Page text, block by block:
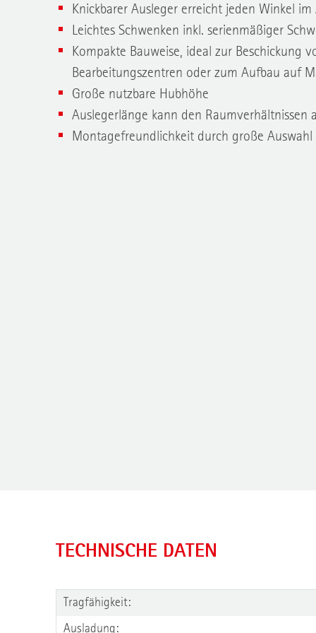
Knickbarer Ausleger erreicht jeden Winkel im
Leichtes Schwenken inkl. serienmäßiger
Kompakte Bauweise, ideal zur Beschickung
Bearbeitungszentren oder zum Aufbau auf
Große nutzbare Hubhöhe
Auslegerlänge kann den Raumverhältnissen
Montagefreundlichkeit durch große
TECHNISCHE DATEN
Tragfähigkeit:
Ausladung: